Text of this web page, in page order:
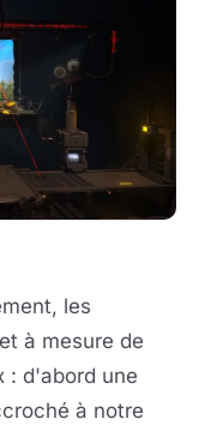
les
à mesure de
: d'abord une
à notre